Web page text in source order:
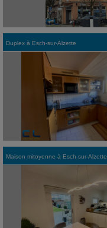
Duplex à Esch-sur-Alzette
Maison mitoyenne à Esch-sur-Alzette